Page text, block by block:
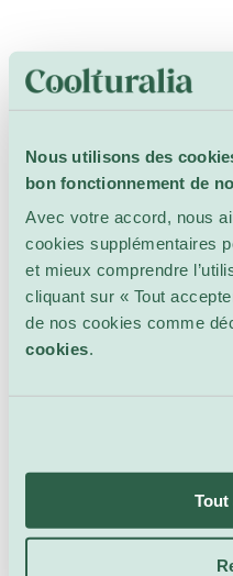
Nous utilisons des
bon fonctionnement de
Avec votre accord, nous
cookies supplémentaires
et mieux comprendre
cliquant sur « Tout
de nos cookies comme
cookies.
Tout
Tous les